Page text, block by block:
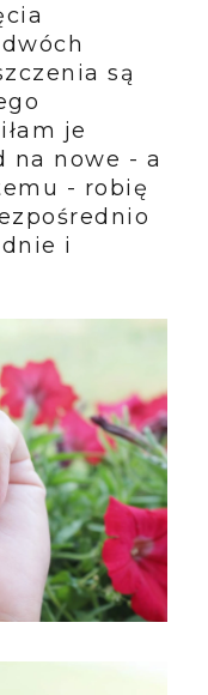
są
je
na nowe - a
- robię
i